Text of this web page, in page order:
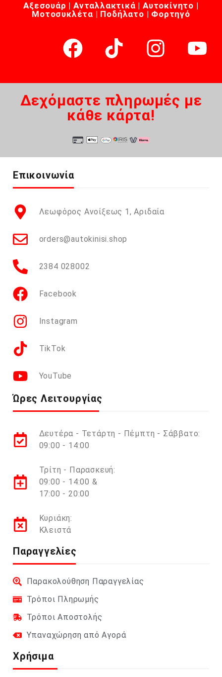
Αξεσουάρ | Ανταλλακτικά | Αυτοκίνητο |
Μοτοσυκλέτα | Ποδήλατο | Φορτηγό
Δεχόμαστε πληρωμές με
κάθε κάρτα!
Επικοινωνία
Λεωφόρος Ανοίξεως 1, Αριδαία
orders@autokinisi.shop
2384 028002
Facebook
Instagram
TikTok
YouTube
Ώρες Λειτουργίας
Δευτέρα - Τετάρτη - Πέμπτη - Σάββατο:
09:00 - 14:00
Τρίτη - Παρασκευή:
09:00 - 14:00 &
17:00 - 20:00
Κυριάκη:
Κλειστά
Παραγγελίες
Παρακολούθηση Παραγγελίας
Τρόποι Πληρωμής
Τρόποι Αποστολής
Υπαναχώρηση από Αγορά
Χρήσιμα